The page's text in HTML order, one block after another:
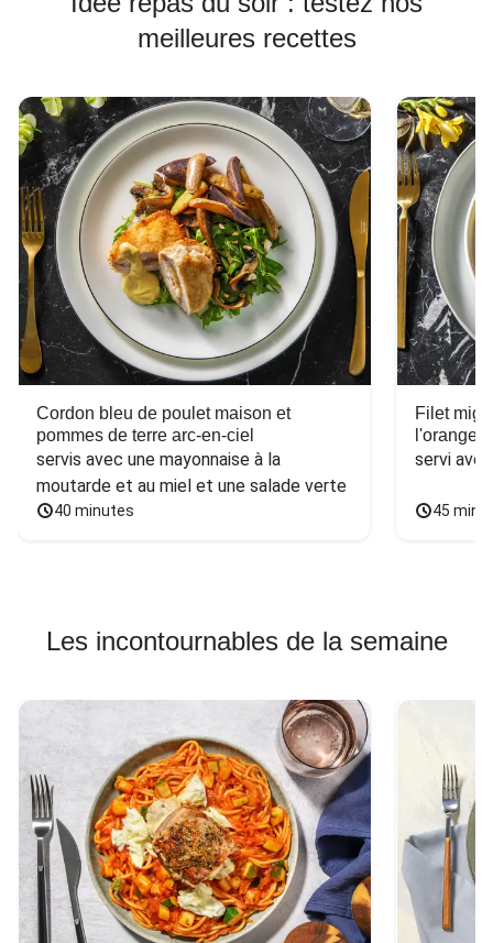
meilleures recettes
Cordon bleu de poulet maison et
pommes de terre arc-en-ciel
servis avec une mayonnaise à la
moutarde et au miel et une salade verte
40 minutes
Filet
l'orange
servi
45
Les incontournables de la semaine